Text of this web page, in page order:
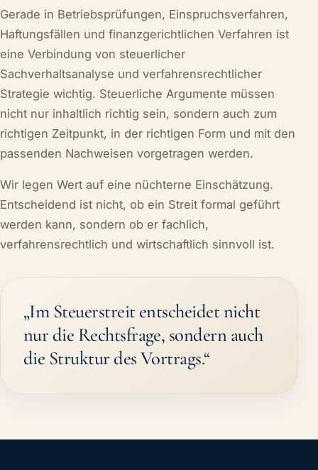
Gerade in Betriebsprüfungen, Einspruchsverfahren,
Haftungsfällen und finanzgerichtlichen Verfahren ist
eine Verbindung von steuerlicher
Sachverhaltsanalyse und verfahrensrechtlicher
Strategie wichtig. Steuerliche Argumente müssen
nicht nur inhaltlich richtig sein, sondern auch zum
richtigen Zeitpunkt, in der richtigen Form und mit den
passenden Nachweisen vorgetragen werden.
Wir legen Wert auf eine nüchterne Einschätzung.
Entscheidend ist nicht, ob ein Streit formal geführt
werden kann, sondern ob er fachlich,
verfahrensrechtlich und wirtschaftlich sinnvoll ist.
„Im Steuerstreit entscheidet nicht
nur die Rechtsfrage, sondern auch
die Struktur des Vortrags.“